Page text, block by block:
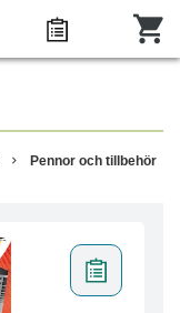
Pennor och tillbehör